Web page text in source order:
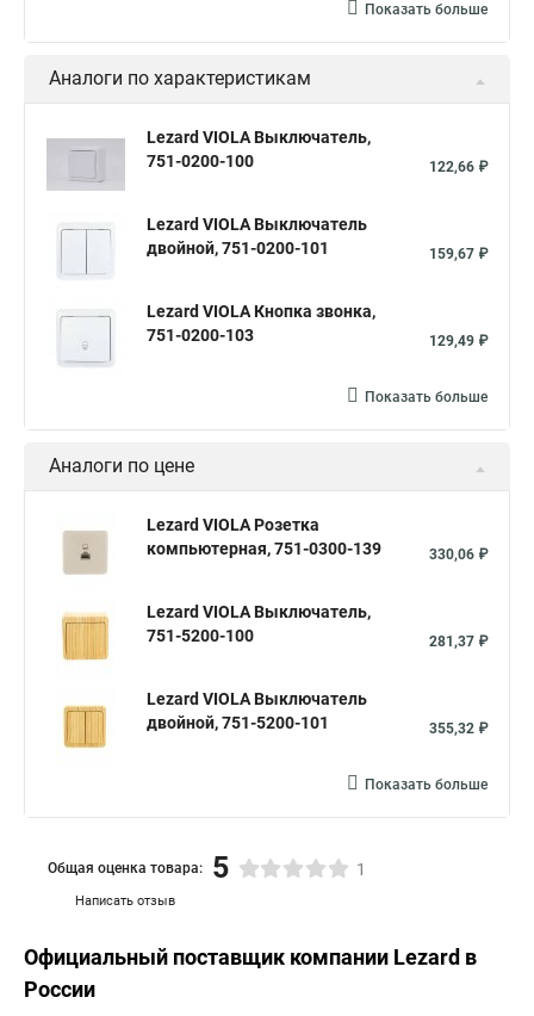
Показать больше
Аналоги по характеристикам
Lezard VIOLA Выключатель,
751-0200-100
122,66 ₽
Lezard VIOLA Выключатель
двойной, 751-0200-101
159,67 ₽
Lezard VIOLA Кнопка звонка,
751-0200-103
129,49 ₽
Показать больше
Аналоги по цене
Lezard VIOLA Розетка
компьютерная, 751-0300-139
330,06 ₽
Lezard VIOLA Выключатель,
751-5200-100
281,37 ₽
Lezard VIOLA Выключатель
двойной, 751-5200-101
355,32 ₽
Показать больше
Написать отзыв
Общая оценка товара: 5 1
Официальный поставщик компании Lezard в
России